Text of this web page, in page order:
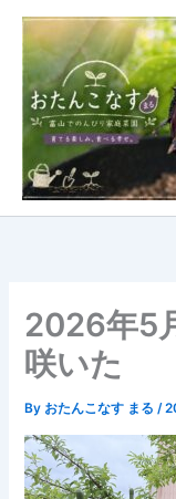
2026年5
咲いた
By おたんこなす まる/